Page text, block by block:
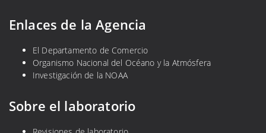
Enlaces de la Agencia
El Departamento de Comercio
Organismo Nacional del Océano y la Atmósfera
Investigación de la NOAA
Sobre el laboratorio